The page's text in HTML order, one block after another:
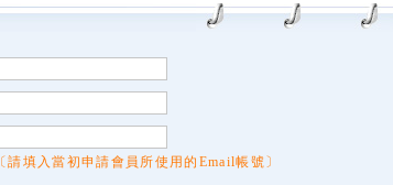
〔請填入當初申請會員所使用的Email帳號〕